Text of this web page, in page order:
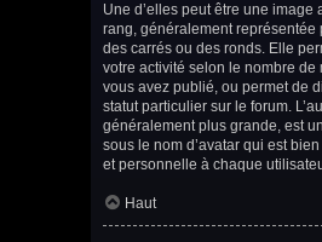
Une d’elles peut être une image
rang, généralement représentée
des carrés ou des ronds. Elle
votre activité selon le nombre de
vous avez publié, ou permet de
statut particulier sur le forum.
généralement plus grande, est
sous le nom d’avatar qui est
et personnelle à chaque
Haut